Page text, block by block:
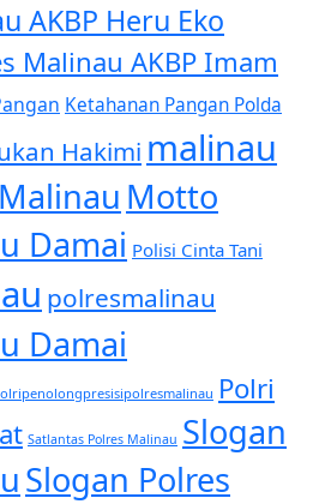
AKBP Heru Eko
Malinau AKBP Imam
Ketahanan Pangan Polda
Hakimi malinau
Motto
Damai Polisi Cinta Tani
polresmalinau
Damai
Polri
Satlantas Polres Malinau Slogan
Slogan Polres